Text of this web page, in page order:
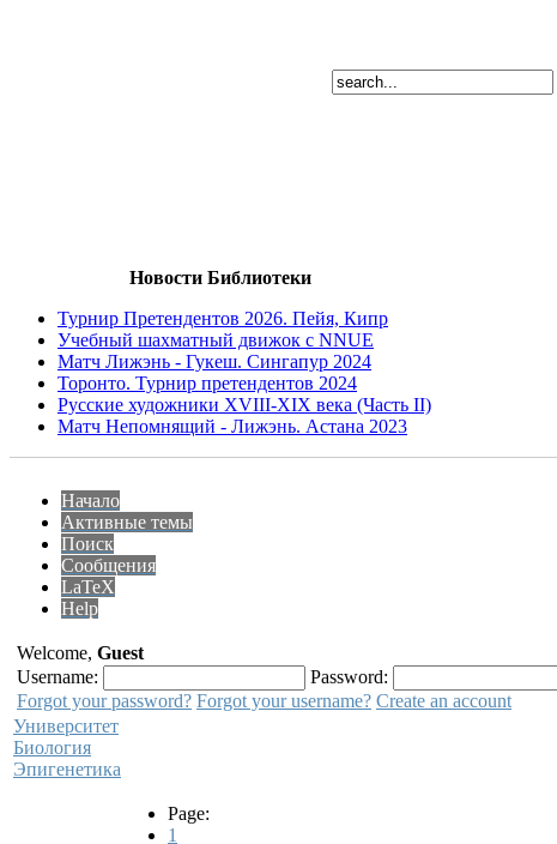
Новости Библиотеки
Турнир Претендентов 2026. Пейя, Кипр
Учебный шахматный движок с NNUE
Матч Лижэнь - Гукеш. Сингапур 2024
Торонто. Турнир претендентов 2024
Русские художники XVIII-XIX века (Часть II)
Матч Непомнящий - Лижэнь. Астана 2023
Начало
Активные темы
Поиск
Сообщения
LaTeX
Help
Welcome, Guest
Username:
Password:
Forgot your password? Forgot your username? Create an account
Университет
Биология
Эпигенетика
Page:
1